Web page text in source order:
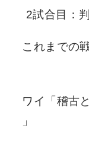
2試合目：
これまでの
ワイ「稽古
」